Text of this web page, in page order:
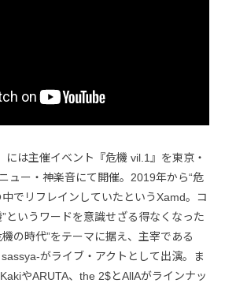
には主催イベント『危機 vil.1』を東京・
ュー・神楽音にて開催。2019年から“危
でリフレインしていたというXamd。コ
というワードを意識せざる得なくなった
の時代”をテーマに据え、主宰である
がライブ・アクトとして出演。ま
やARUTA、the 2$とAllAがラインナッ